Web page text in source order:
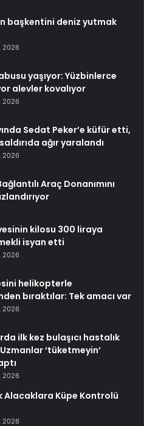
başkentini deniz yutmak
2026
yaşıyor: Yüzbinlerce
alevler kovalıyor
2026
Sedat Peker’e küfür etti,
ağır yaralandı
2026
Araç Donanımını
kilosu 300 liraya
isyan etti
2026
helikopterle
bıraktılar: Tek amacı var
2026
ilk kez bulaşıcı hastalık
‘tüketmeyin’
2026
Alacaklara Küpe Kontrolü
2026